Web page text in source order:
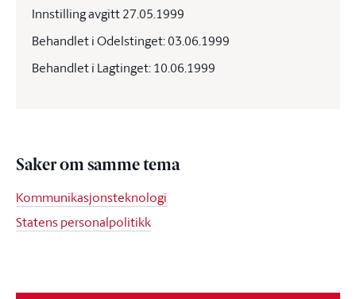
Innstilling avgitt 27.05.1999
Behandlet i Odelstinget: 03.06.1999
Behandlet i Lagtinget: 10.06.1999
Saker om samme tema
Kommunikasjonsteknologi
Statens personalpolitikk